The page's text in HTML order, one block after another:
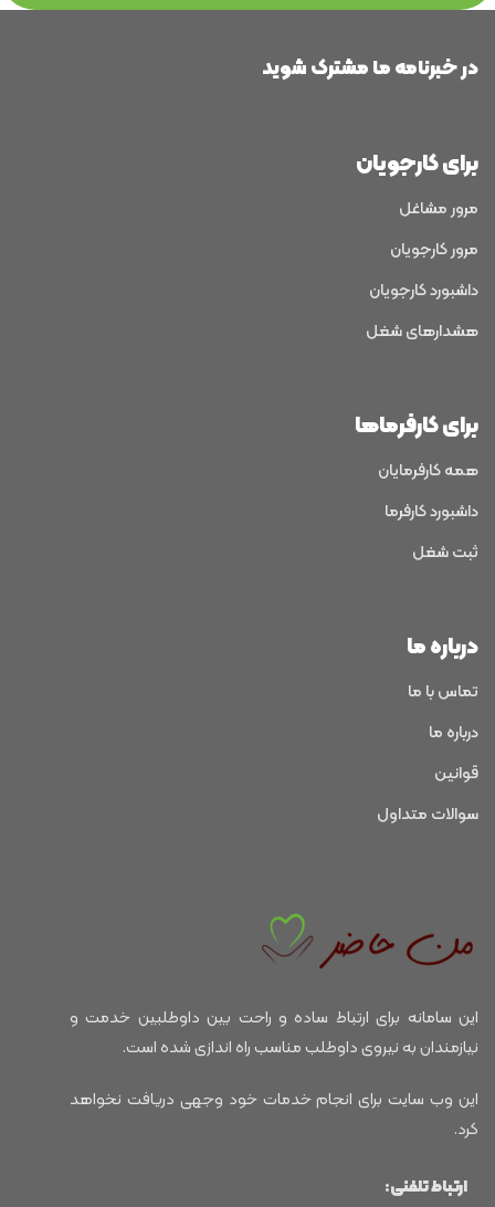
در خبرنامه ما مشترک شوید
برای کارجویان
مرور مشاغل
مرور کارجویان
داشبورد کارجویان
هشدارهای شغل
برای کارفرماها
همه کارفرمایان
داشبورد کارفرما
ثبت شغل
درباره ما
تماس با ما
درباره ما
قوانین
سوالات متداول
این سامانه برای ارتباط ساده و راحت بین داوطلبین خدمت و
نیازمندان به نیروی داوطلب مناسب راه اندازی شده است.
این وب سایت برای انجام خدمات خود وجهی دریافت نخواهد
کرد.
ارتباط تلفنی: